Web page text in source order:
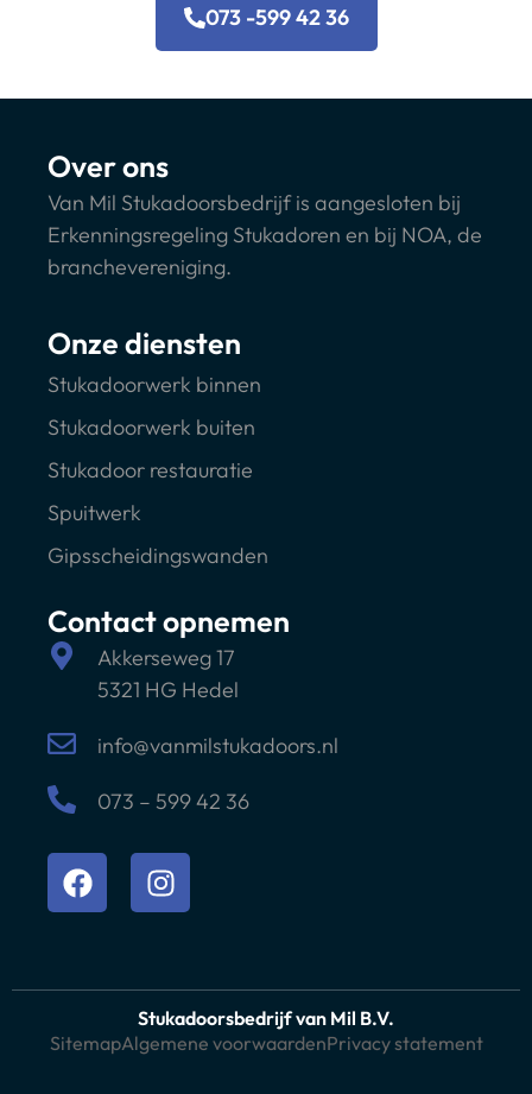
073 -599 42 36
Over ons
Van Mil Stukadoorsbedrijf is aangesloten bij
Erkenningsregeling Stukadoren en bij NOA, de
branchevereniging.
Onze diensten
Stukadoorwerk binnen
Stukadoorwerk buiten
Stukadoor restauratie
Spuitwerk
Gipsscheidingswanden
Contact opnemen
Akkerseweg 17
5321 HG Hedel
info@vanmilstukadoors.nl
073 – 599 42 36
Stukadoorsbedrijf van Mil B.V.
SitemapAlgemene voorwaardenPrivacy statement